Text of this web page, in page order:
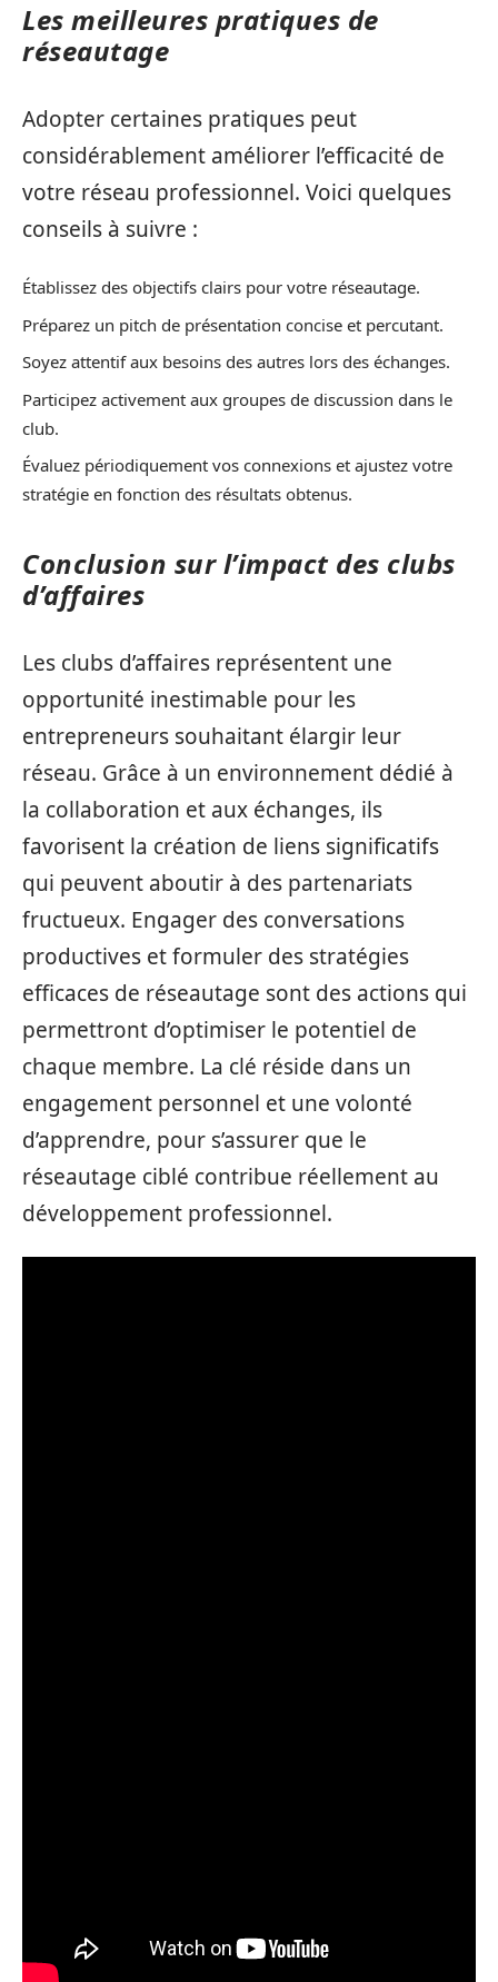
Les meilleures pratiques de
réseautage
Adopter certaines pratiques peut
considérablement améliorer l’efficacité de
votre réseau professionnel. Voici quelques
conseils à suivre :
Établissez des objectifs clairs pour votre réseautage.
Préparez un pitch de présentation concise et percutant.
Soyez attentif aux besoins des autres lors des échanges.
Participez activement aux groupes de discussion dans le
club.
Évaluez périodiquement vos connexions et ajustez votre
stratégie en fonction des résultats obtenus.
Conclusion sur l’impact des clubs
d’affaires
Les clubs d’affaires représentent une
opportunité inestimable pour les
entrepreneurs souhaitant élargir leur
réseau. Grâce à un environnement dédié à
la collaboration et aux échanges, ils
favorisent la création de liens significatifs
qui peuvent aboutir à des partenariats
fructueux. Engager des conversations
productives et formuler des stratégies
efficaces de réseautage sont des actions qui
permettront d’optimiser le potentiel de
chaque membre. La clé réside dans un
engagement personnel et une volonté
d’apprendre, pour s’assurer que le
réseautage ciblé contribue réellement au
développement professionnel.